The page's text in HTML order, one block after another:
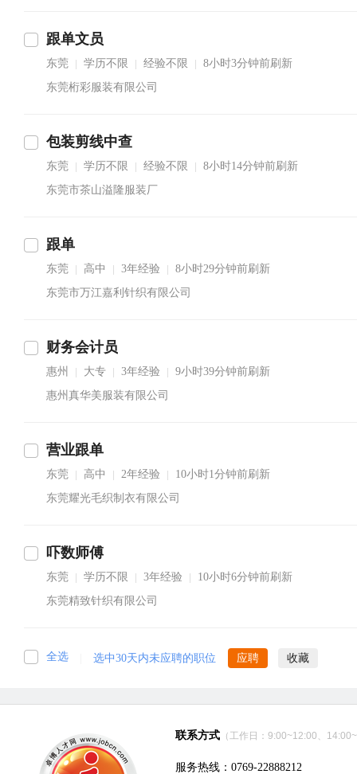
跟单文员
东莞 学历不限 经验不限
8小时3分钟前刷新
东莞桁彩服装有限公司
包装剪线中查
东莞 学历不限 经验不限
8小时14分钟前刷新
东莞市茶山溢隆服装厂
跟单
东莞 高中 3年经验
8小时29分钟前刷新
东莞市万江嘉利针织有限公司
财务会计员
惠州 大专 3年经验
9小时39分钟前刷新
惠州真华美服装有限公司
营业跟单
东莞 高中 2年经验
10小时1分钟前刷新
东莞耀光毛织制衣有限公司
吓数师傅
东莞 学历不限 3年经验
10小时6分钟前刷新
东莞精致针织有限公司
全选 选中30天内未应聘的职位 应聘 收藏
联系方式 （工作日：9:00~12:00、
服务热线：0769-22888212